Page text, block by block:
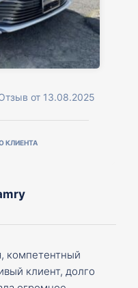
от 13.08.2025
КЛИЕНТА
компетентный
клиент, долго